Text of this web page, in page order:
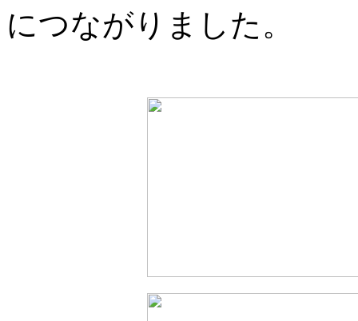
につながりました。